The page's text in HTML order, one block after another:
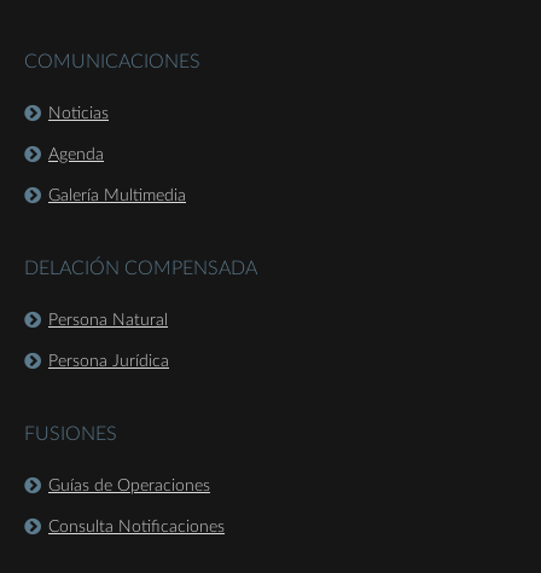
COMUNICACIONES
Noticias
Agenda
Galería Multimedia
DELACIÓN COMPENSADA
Persona Natural
Persona Jurídica
FUSIONES
Guías de Operaciones
Consulta Notificaciones